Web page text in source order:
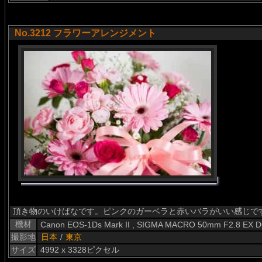
No.3212 フラワーアレンジメント
頂き物のいけばなです。ピンクのガーベラと赤いバラがいい感じで
機材
Canon EOS-1Ds Mark II , SIGMA MACRO 50mm F2.8 EX
撮影地
日本 / 東京
サイズ 4992 x 3328ピクセル